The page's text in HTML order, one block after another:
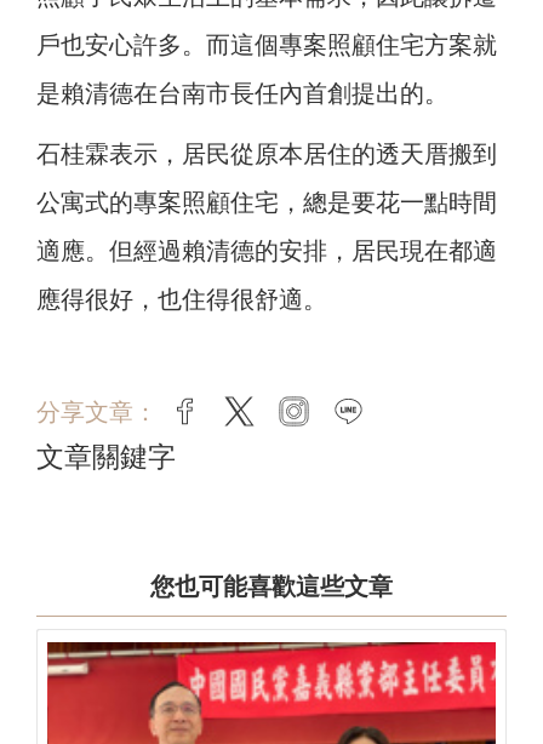
戶也安心許多。而這個專案照顧住宅方案就
是賴清德在台南市長任內首創提出的。
石桂霖表示，居民從原本居住的透天厝搬到
公寓式的專案照顧住宅，總是要花一點時間
適應。但經過賴清德的安排，居民現在都適
應得很好，也住得很舒適。
分享文章： facebook
twitter instagram
文章關鍵字
您也可能喜歡這些文章